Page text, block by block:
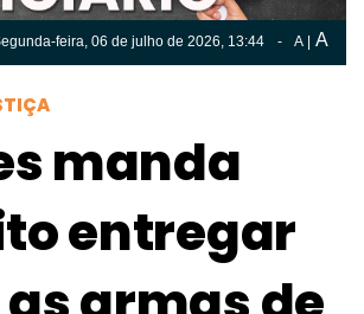
feira, 06 de julho de 2026, 13:44 - A A
manda
entregar